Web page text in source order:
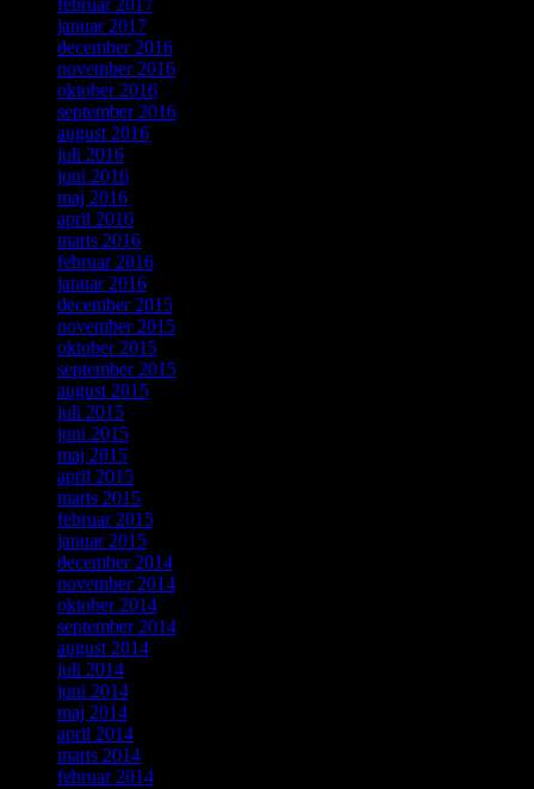
februar 2017
januar 2017
december 2016
november 2016
oktober 2016
september 2016
august 2016
juli 2016
juni 2016
maj 2016
april 2016
marts 2016
februar 2016
januar 2016
december 2015
november 2015
oktober 2015
september 2015
august 2015
juli 2015
juni 2015
maj 2015
april 2015
marts 2015
februar 2015
januar 2015
december 2014
november 2014
oktober 2014
september 2014
august 2014
juli 2014
juni 2014
maj 2014
april 2014
marts 2014
februar 2014